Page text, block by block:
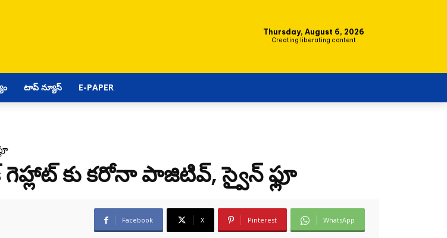
Thursday, August 6, 2026
Creating liberating content
టాప్ న్యూస్ E-PAPER
కు కరోనా పాజిటివ్, స్వైన్ ఫ్లూ
Facebook X Pinterest WhatsApp